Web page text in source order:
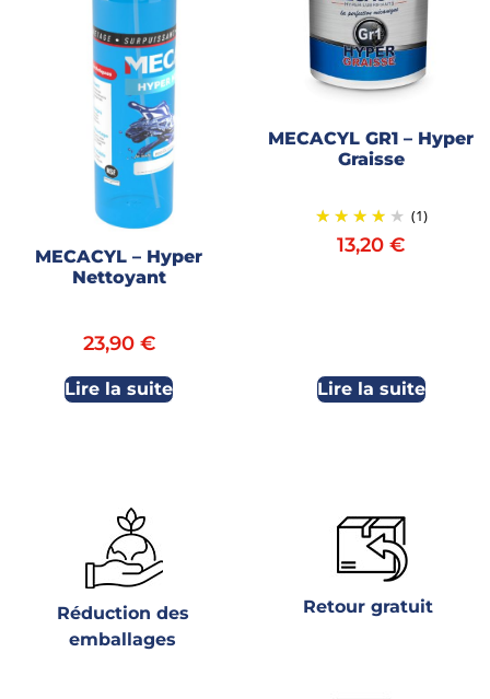
MECACYL – Hyper
Nettoyant
23,90 €
Lire la suite
MECACYL GR1 – Hyper
Graisse
(1)
13,20€
Lire la suite
Réduction des
emballages
Retour gratuit